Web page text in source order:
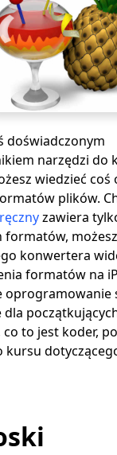
doświadczonym
narzędzi do
wiedzieć coś
plików.
zawiera
formatów,
konwertera
formatów na
oprogramowanie
dla
co to jest koder,
kursu